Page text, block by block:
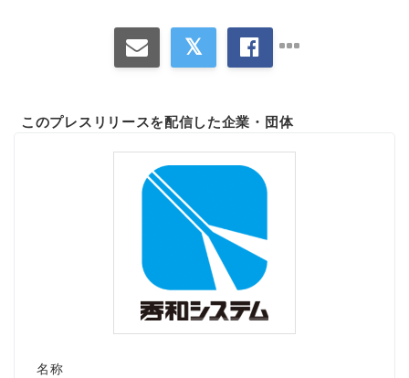
このプレスリリースを配信した企業・団体
名称